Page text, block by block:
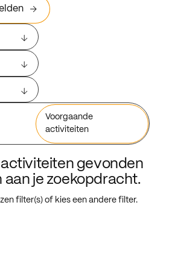
Voorgaande
activiteiten
activiteiten gevonden
aan je zoekopdracht.
filter(s) of kies een andere filter.